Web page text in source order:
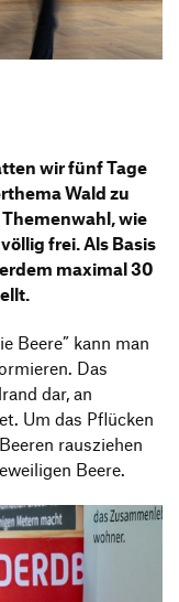
wir fünf Tage
Wald zu
wie
frei. Als Basis
maximal 30
Beere” kann man
Das
dar, an
Um das Pflücken
rausziehen
Beere.